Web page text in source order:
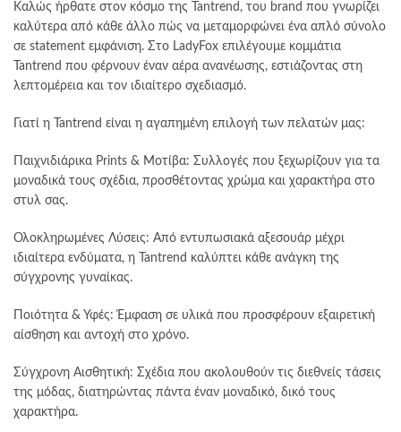
μπορούν
να
στη
του
Καλώς ήρθατε στον κόσμο της Tantrend, του brand που γνωρίζει
καλύτερα από κάθε άλλο πώς να μεταμορφώνει ένα απλό σύνολο
σε statement εμφάνιση. Στο LadyFox επιλέγουμε κομμάτια
Tantrend που φέρνουν έναν αέρα ανανέωσης, εστιάζοντας στη
λεπτομέρεια και τον ιδιαίτερο σχεδιασμό.
Γιατί η Tantrend είναι η αγαπημένη επιλογή των πελατών μας:
Παιχνιδιάρικα Prints & Μοτίβα: Συλλογές που ξεχωρίζουν για τα
μοναδικά τους σχέδια, προσθέτοντας χρώμα και χαρακτήρα στο
στυλ σας.
Ολοκληρωμένες Λύσεις: Από εντυπωσιακά αξεσουάρ μέχρι
ιδιαίτερα ενδύματα, η Tantrend καλύπτει κάθε ανάγκη της
σύγχρονης γυναίκας.
Ποιότητα & Υφές: Έμφαση σε υλικά που προσφέρουν εξαιρετική
αίσθηση και αντοχή στο χρόνο.
Σύγχρονη Αισθητική: Σχέδια που ακολουθούν τις διεθνείς τάσεις
της μόδας, διατηρώντας πάντα έναν μοναδικό, δικό τους
χαρακτήρα.